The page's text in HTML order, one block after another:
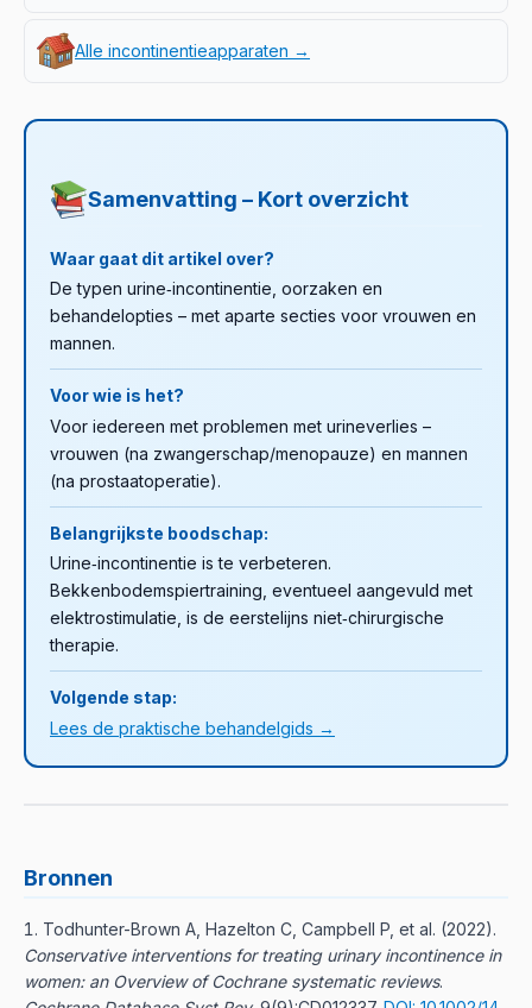
Alle incontinentieapparaten →
Samenvatting – Kort overzicht
Waar gaat dit artikel over?
De typen urine‑incontinentie, oorzaken en
behandelopties – met aparte secties voor vrouwen en
mannen.
Voor wie is het?
Voor iedereen met problemen met urineverlies –
vrouwen (na zwangerschap/menopauze) en mannen
(na prostaatoperatie).
Belangrijkste boodschap:
Urine‑incontinentie is te verbeteren.
Bekkenbodemspiertraining, eventueel aangevuld met
elektrostimulatie, is de eerstelijns niet‑chirurgische
therapie.
Volgende stap:
Lees de praktische behandelgids →
Bronnen
Todhunter-Brown A, Hazelton C, Campbell P, et al. (2022).
Conservative interventions for treating urinary incontinence in
women: an Overview of Cochrane systematic reviews.